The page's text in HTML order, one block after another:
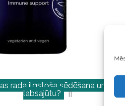
rada ilgstoša sēdēšana un kā
labsajūtu? ||